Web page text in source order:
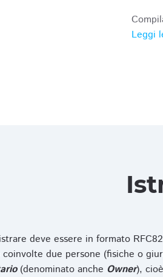
Leggi
deve essere in formato
due persone (fisiche o
(denominato anche Owner),